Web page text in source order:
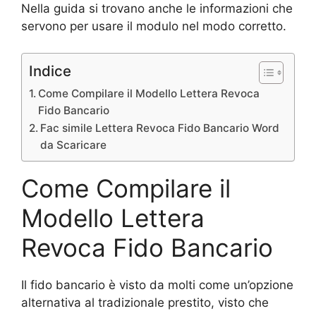
Nella guida si trovano anche le informazioni che
servono per usare il modulo nel modo corretto.
Indice
Come Compilare il Modello Lettera Revoca
Fido Bancario
Fac simile Lettera Revoca Fido Bancario Word
da Scaricare
Come Compilare il
Modello Lettera
Revoca Fido Bancario
Il fido bancario è visto da molti come un’opzione
alternativa al tradizionale prestito, visto che